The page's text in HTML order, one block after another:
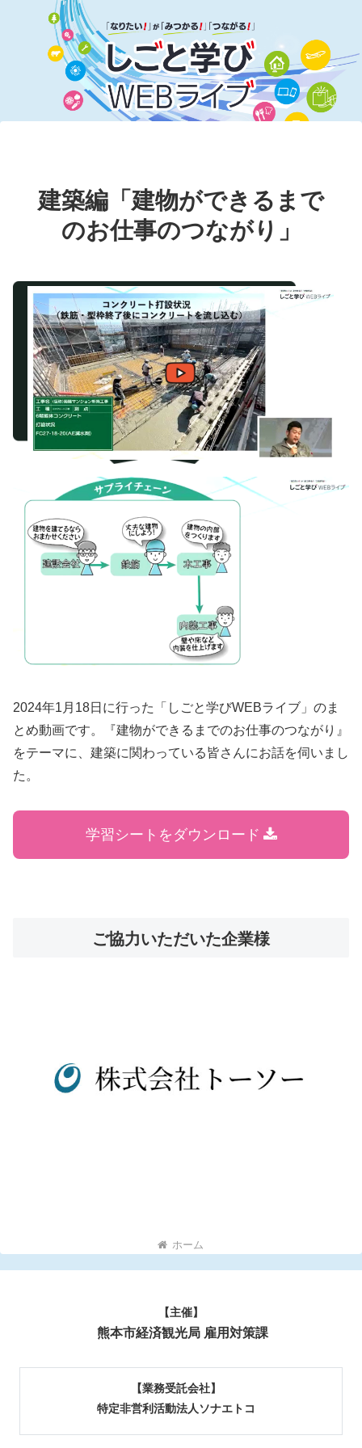
建築編「建物ができるまで
のお仕事のつながり」
2024年1月18日に行った「しごと学びWEBライブ」のま
とめ動画です。『建物ができるまでのお仕事のつながり』
をテーマに、建築に関わっている皆さんにお話を伺いまし
た。
学習シートをダウンロード
ご協力いただいた企業様
ホーム
【主催】
熊本市経済観光局 雇用対策課
【業務受託会社】
特定非営利活動法人ソナエトコ